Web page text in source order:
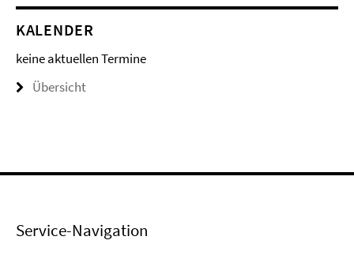
KALENDER
keine aktuellen Termine
Übersicht
Service-Navigation